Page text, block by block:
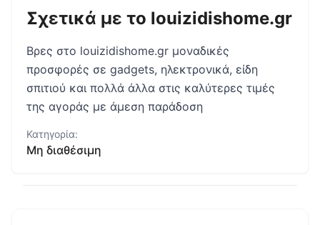
Σχετικά με το louizidishome.gr
Βρες στο louizidishome.gr μοναδικές
προσφορές σε gadgets, ηλεκτρονικά, είδη
σπιτιού και πολλά άλλα στις καλύτερες τιμές
της αγοράς με άμεση παράδοση
Κατηγορία:
Μη διαθέσιμη